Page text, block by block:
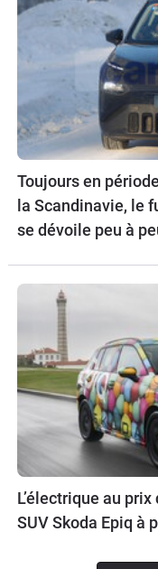
Toujours en
la Scandinavie, le
se dévoile peu à
L’électrique au
SUV Skoda Epiq à